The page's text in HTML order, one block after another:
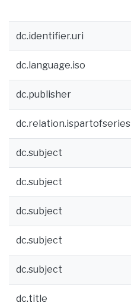
dc.identifier.uri
dc.language.iso
dc.publisher
dc.relation.ispartofseries
dc.subject
dc.subject
dc.subject
dc.subject
dc.subject
dc.title